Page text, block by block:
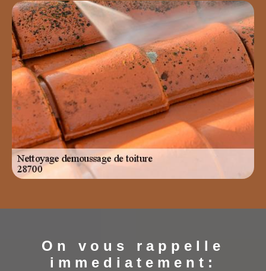
On vous rappelle
immediatement: